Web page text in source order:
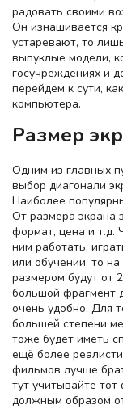
радовать своими
Он изнашивается
устаревают, то
выпуклые модели,
госучреждениях и
перейдем к сути,
компьютера.
Размер
Одним из главных
выбор диагонали
Наиболее
От размера экрана
формат, цена и т.д.
ним работать,
или обучении, то
размером будут от
большой фрагмент
очень удобно. Для
большей степени
тоже будет иметь
ещё более
фильмов лучше
тут учитывайте
должным образом